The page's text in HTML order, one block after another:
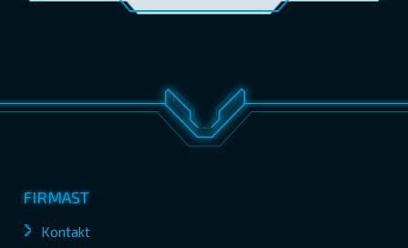
FIRMAST
Kontakt